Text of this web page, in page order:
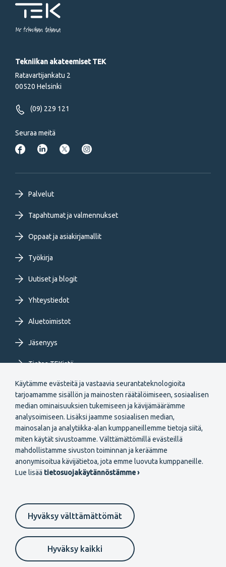
Käytämme evästeitä ja vastaavia seurantateknologioita
tarjoamamme sisällön ja mainosten räätälöimiseen, sosiaalisen
median ominaisuuksien tukemiseen ja kävijämäärämme
analysoimiseen. Lisäksi jaamme sosiaalisen median,
mainosalan ja analytiikka-alan kumppaneillemme tietoja siitä,
miten käytät sivustoamme. Välttämättömillä evästeillä
mahdollistamme sivuston toiminnan ja keräämme
anonymisoitua kävijätietoa, jota emme luovuta kumppaneille.
Lue lisää tietosuojakäytännöstämme ›
Hyväksy välttämättömät
Hyväksy kaikki
Me tekniikan takana
Tekniikan akateemiset TEK
Ratavartijankatu 2
00520 Helsinki
(09) 229 121
Seuraa meitä
Footer
primary
menu
FI
Palvelut
Tapahtumat ja valmennukset
Oppaat ja asiakirjamallit
Työkirja
Uutiset ja blogit
Yhteystiedot
Aluetoimistot
Jäsenyys
Tietoa TEKistä
Extranet
Secondary
FI
Liity jäseneksi
Footer
Evästeasetukset Tietosuojaselosteet
Ilmoituskanava
Suomeksi In English På svenska